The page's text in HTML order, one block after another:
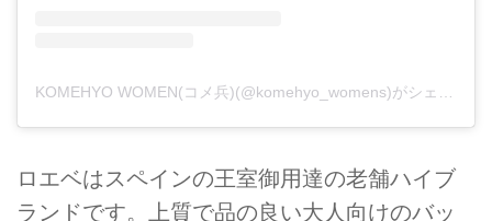
KOMEHYO WOMEN(コメ兵)(@komehyo_womens)がシェアした投稿
ロエベはスペインの王室御用達の老舗ハイブ
ランドです。上質で品の良い大人向けのバッ